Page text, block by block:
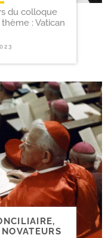
du colloque
thème : Vatican